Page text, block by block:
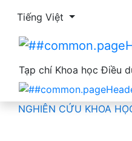
Thay đổi ngôn ngữ.
Tiếng Việt
Tạp chí Khoa học Điều
NGHIÊN CỨU KHOA